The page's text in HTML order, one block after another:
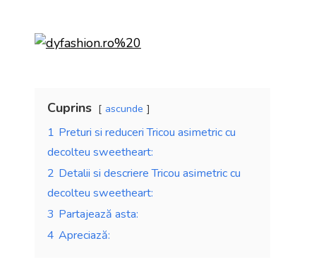
Cuprins ascunde
1 Preturi si reduceri Tricou asimetric cu
decolteu sweetheart:
2 Detalii si descriere Tricou asimetric cu
decolteu sweetheart:
3 Partajează asta:
4 Apreciază: